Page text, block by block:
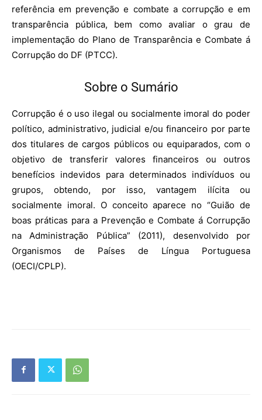
referência em prevenção e combate a corrupção e em
transparência pública, bem como avaliar o grau de
implementação do Plano de Transparência e Combate á
Corrupção do DF (PTCC).
Sobre o Sumário
Corrupção é o uso ilegal ou socialmente imoral do poder
político, administrativo, judicial e/ou financeiro por parte
dos titulares de cargos públicos ou equiparados, com o
objetivo de transferir valores financeiros ou outros
benefícios indevidos para determinados indivíduos ou
grupos, obtendo, por isso, vantagem ilícita ou
socialmente imoral. O conceito aparece no “Guião de
boas práticas para a Prevenção e Combate á Corrupção
na Administração Pública” (2011), desenvolvido por
Organismos de Países de Língua Portuguesa
(OECI/CPLP).